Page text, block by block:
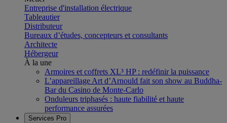
Entreprise d'installation électrique
Tableautier
Distributeur
Bureaux d’études, concepteurs et consultants
Architecte
Hébergeur
À la une
Armoires et coffrets XL³ HP : redéfinir la puissance
L’appareillage Art d’Arnould fait son show au Buddha-
Bar du Casino de Monte-Carlo
Onduleurs triphasés : haute fiabilité et haute
performance assurées
Services Pro